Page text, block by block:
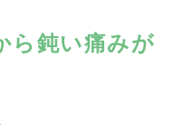
ら鈍い痛みが